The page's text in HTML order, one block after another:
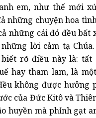
em, như thế mới
những chuyện hoa
những cái đó đều bất
lời cảm tạ
biết rõ điều này là: tất
hay tham lam, là
không được hưởng
của Đức Kitô và
huyền mà phỉnh gạt